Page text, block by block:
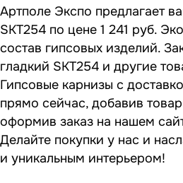
Артполе Экспо предлагает
SKT254 по цене 1 241 руб.
состав гипсовых изделий.
гладкий SKT254 и другие
Гипсовые карнизы с
прямо сейчас, добавив
оформив заказ на нашем
Делайте покупки у нас и
и уникальным интерьером!